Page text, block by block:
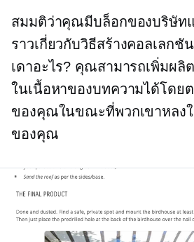
สมมติว่าคุณมีบล็อกของบริษัท
ราวเกี่ยวกับวิธีสร้างคอลเลก
เดาอะไร? คุณสามารถเพิ่มผ
ในเนื้อหาของบทความได้โดย
ของคุณในขณะที่พวกเขาหลงใ
ของคุณ